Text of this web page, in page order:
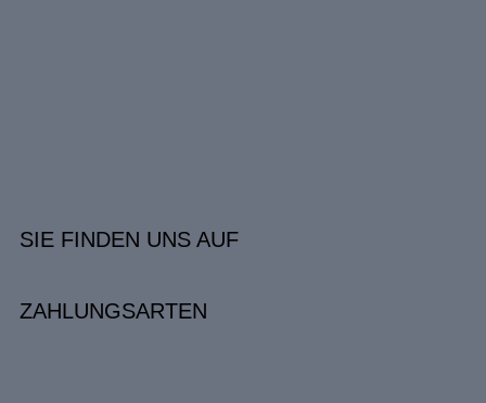
SIE FINDEN UNS AUF
ZAHLUNGSARTEN